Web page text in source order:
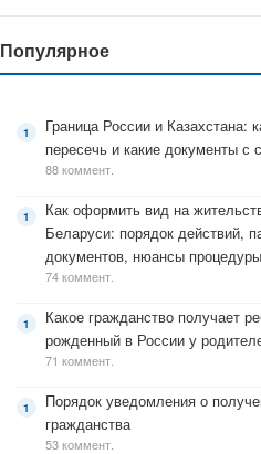
Популярное
Граница России и Казахстана:
пересечь и какие документы с
88 коммент.
Как оформить вид на
Беларуси: порядок действий,
документов, нюансы процедуры
74 коммент.
Какое гражданство получает
рожденный в России у
71 коммент.
Порядок уведомления о
гражданства
53 коммент.